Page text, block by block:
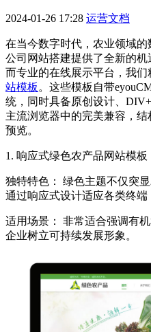
2024-01-26 17:28 运营文档
在当今数字时代，农业领域
公司网站搭建提供了全新的
而专业的在线展示平台，我
站模板 。这些模板自带
统，同时具备原创设计、
主流浏览器中的完美兼容，
预览。
1. 响应式绿色农产品网站模板
独特特色： 绿色主题不仅突
通过响应式设计适应各类终端
适用场景： 非常适合强调有
企业树立可持续发展形象。